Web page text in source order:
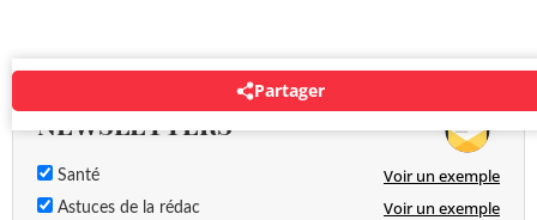
Partager
NEWSLETTERS
Santé Voir un exemple
Astuces de la rédac Voir un exemple